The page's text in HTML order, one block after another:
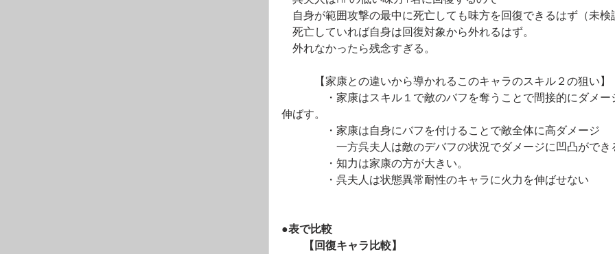
自身が範囲攻撃の最中に死亡しても味方を回復できるはず（未検
死亡していれば自身は回復対象から外れるはず。
外れなかったら残念すぎる。
【家康との違いから導かれるこのキャラのスキル２の狙い】
・家康はスキル１で敵のバフを奪うことで間接的にダメー
伸ばす。
・家康は自身にバフを付けることで敵全体に高ダメージ
一方呉夫人は敵のデバフの状況でダメージに凹凸ができ
・知力は家康の方が大きい。
・呉夫人は状態異常耐性のキャラに火力を伸ばせない
●表で比較
【回復キャラ比較】